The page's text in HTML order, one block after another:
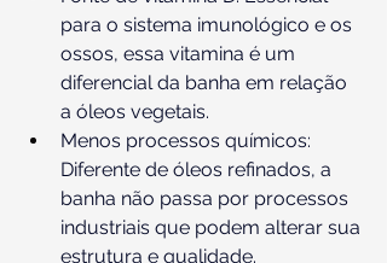
para o sistema imunológico e os
ossos, essa vitamina é um
diferencial da banha em relação
a óleos vegetais.
Menos processos químicos:
Diferente de óleos refinados, a
banha não passa por processos
industriais que podem alterar sua
estrutura e qualidade.